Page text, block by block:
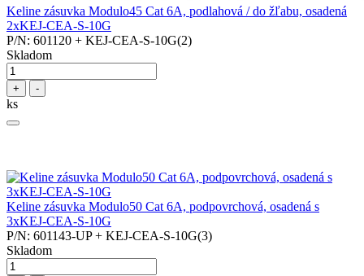
Keline zásuvka Modulo45 Cat 6A, podlahová / do žľabu, osadená
2xKEJ-CEA-S-10G
P/N: 601120 + KEJ-CEA-S-10G(2)
Skladom
+ -
ks
Keline zásuvka Modulo50 Cat 6A, podpovrchová, osadená s
3xKEJ-CEA-S-10G
P/N: 601143-UP + KEJ-CEA-S-10G(3)
Skladom